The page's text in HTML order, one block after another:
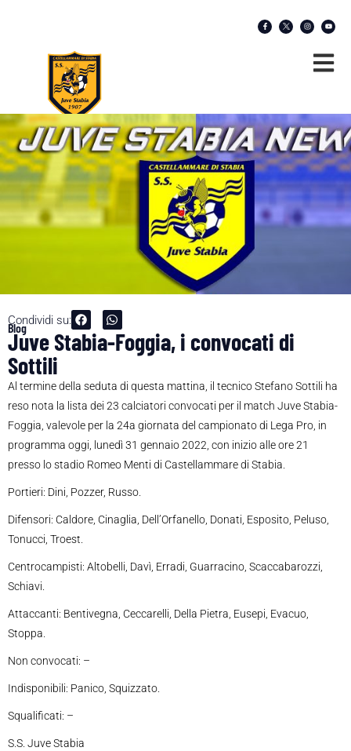
Condividi su:
Blog
Juve Stabia-Foggia, i convocati di
Sottili
Al termine della seduta di questa mattina, il tecnico Stefano Sottili ha
reso nota la lista dei 23 calciatori convocati per il match Juve Stabia-
Foggia, valevole per la 24a giornata del campionato di Lega Pro, in
programma oggi, lunedì 31 gennaio 2022, con inizio alle ore 21
presso lo stadio Romeo Menti di Castellammare di Stabia.
Portieri: Dini, Pozzer, Russo.
Difensori: Caldore, Cinaglia, Dell’Orfanello, Donati, Esposito, Peluso,
Tonucci, Troest.
Centrocampisti: Altobelli, Davì, Erradi, Guarracino, Scaccabarozzi,
Schiavi.
Attaccanti: Bentivegna, Ceccarelli, Della Pietra, Eusepi, Evacuo,
Stoppa.
Non convocati: –
Indisponibili: Panico, Squizzato.
Squalificati: –
S.S. Juve Stabia